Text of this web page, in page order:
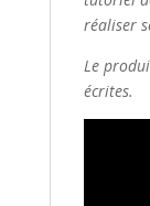
réaliser
Le
écrites.